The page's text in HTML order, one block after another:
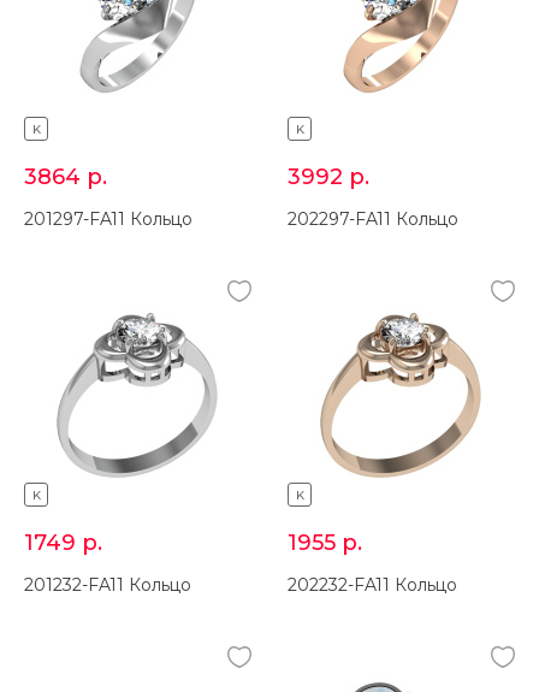
K
3864 р.
201297-FA11 Кольцо
K
3992 р.
202297-FA11 Кольцо
K
1749 р.
201232-FA11 Кольцо
K
1955 р.
202232-FA11 Кольцо